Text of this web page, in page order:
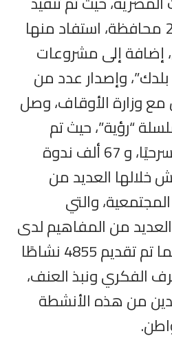
860 ليلة عرض في 20 محافظة، استفاد منها
إلى مشروعات
وإصدار عدد من
مع وزارة الأوقاف، وصل
سلسلة “رؤية”، حيث تم
تقديم 3258 عرضًا مسرحيًا، و 67 ألف ندوة
خلالها العديد من
والتي
من المفاهيم لدى
المستفيدين منها، كما تم تقديم 4855 نشاطًا
الفكري ونبذ العنف،
من هذه الأنشطة